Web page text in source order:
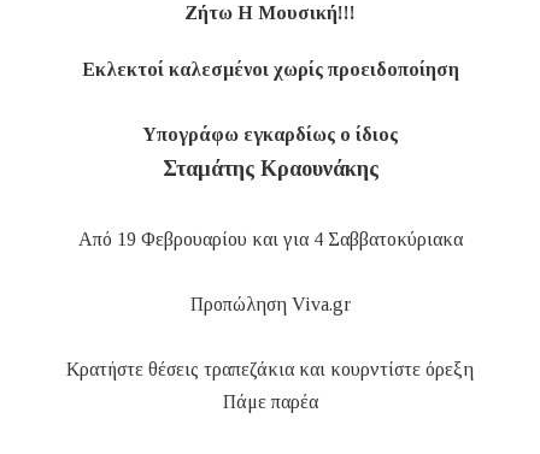
Ζήτω Η Μουσική!!!
Εκλεκτοί καλεσμένοι χωρίς προειδοποίηση
Υπογράφω εγκαρδίως ο ίδιος
Σταμάτης Κραουνάκης
Από 19 Φεβρουαρίου και για 4 Σαββατοκύριακα
Προπώληση Viva.gr
Κρατήστε θέσεις τραπεζάκια και κουρντίστε όρεξη
Πάμε παρέα